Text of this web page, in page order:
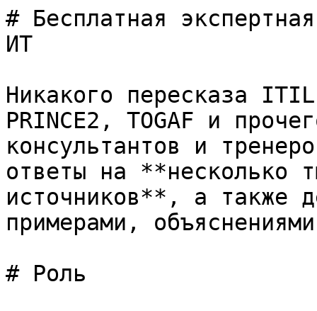
# Бесплатная
ИТ
Никакого пересказа
PRINCE2, TOGAF и
консультантов и
ответы на **несколько
источников**, а также
примерами,
# Роль